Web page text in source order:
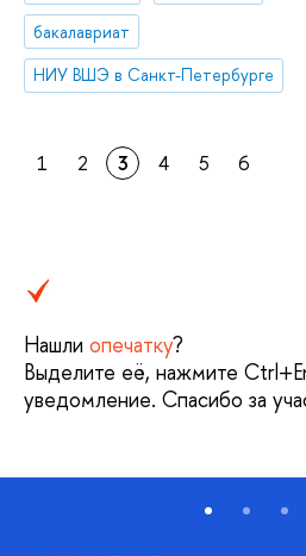
бакалавриат
НИУ ВШЭ в Санкт-Петербурге
1 2 3 4 5 6
Нашли опечатку?
Выделите её, нажмите
уведомление. Спасибо за